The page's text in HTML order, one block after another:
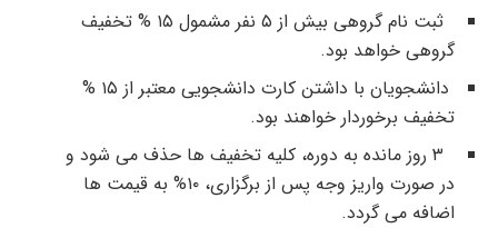
ثبت نام گروهی بیش از ۵ نفر مشمول ۱۵ % تخفیف
گروهی خواهد بود.
دانشجویان با داشتن کارت دانشجویی معتبر از ۱۵ %
تخفیف برخوردار خواهند بود.
۳ روز مانده به دوره، کلیه تخفیف ها حذف می شود و
در صورت واریز وجه پس از برگزاری، ۱۰% به قیمت ها
اضافه می گردد.